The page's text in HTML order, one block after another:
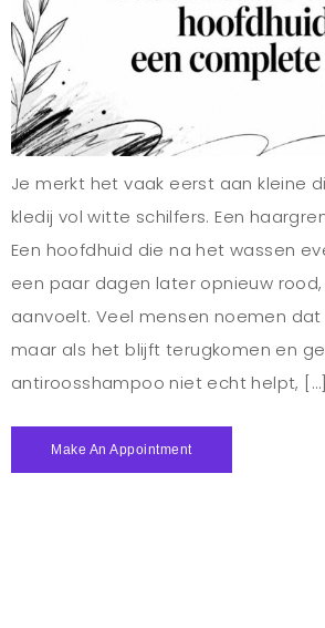
Je merkt het vaak eerst aan kleine
kledij vol witte schilfers. Een
Een hoofdhuid die na het wassen
een paar dagen later opnieuw
aanvoelt. Veel mensen noemen
maar als het blijft terugkomen en
antiroosshampoo niet echt helpt, […]
Make An Appointment